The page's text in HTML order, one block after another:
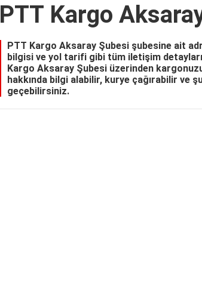
PTT Kargo
PTT Kargo Aksaray Şubesi şubesine ait
bilgisi ve yol tarifi gibi tüm iletişim
Kargo Aksaray Şubesi üzerinden
hakkında bilgi alabilir, kurye çağırabilir ve
geçebilirsiniz.